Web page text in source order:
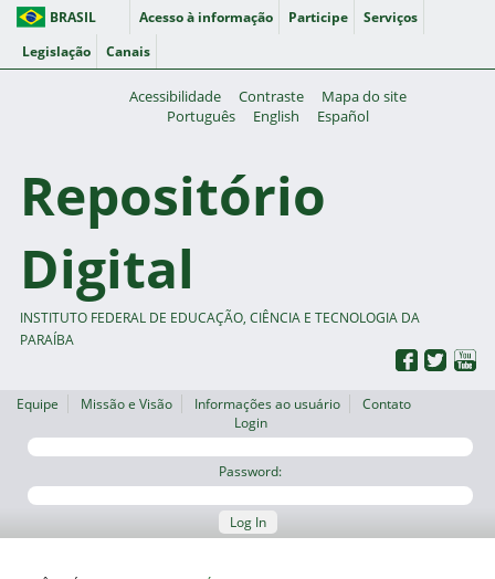
BRASIL Acesso à informação Participe
Serviços
Legislação
Canais
Acessibilidade Contraste
Mapa do site
Português
English Español
Repositório
Digital
INSTITUTO FEDERAL DE EDUCAÇÃO, CIÊNCIA E TECNOLOGIA DA
PARAÍBA
Equipe Missão e Visão Informações ao usuário
Contato
Login
Password:
Log In